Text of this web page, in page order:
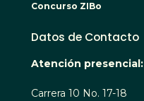
Concurso ZIBo
Datos de Contacto
Atención presencial:
Carrera 10 No. 17-18